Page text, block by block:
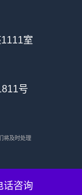
室
号
将及时处理
话咨询